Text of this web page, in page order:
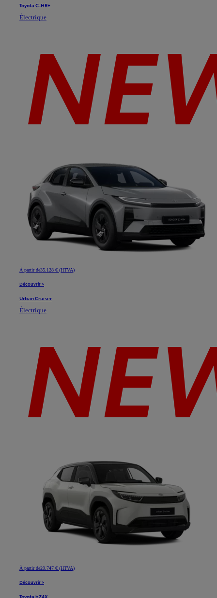
Toyota C-HR+
Électrique
À partir de35.128 € (HTVA)
Découvrir >
Urban Cruiser
Électrique
À partir de29.747 € (HTVA)
Découvrir >
Toyota bZ4X